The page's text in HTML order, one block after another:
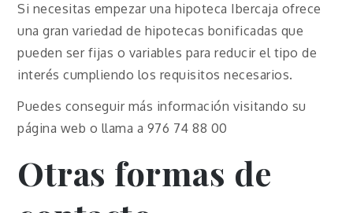
Si necesitas empezar una hipoteca Ibercaja ofrece
una gran variedad de hipotecas bonificadas que
pueden ser fijas o variables para reducir el tipo de
interés cumpliendo los requisitos necesarios.
Puedes conseguir más información visitando su
página web o llama a 976 74 88 00
Otras formas de